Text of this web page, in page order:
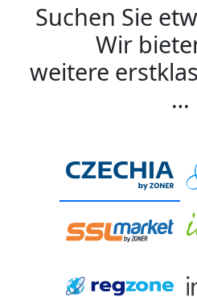
Suchen Sie
Wir
weitere
…